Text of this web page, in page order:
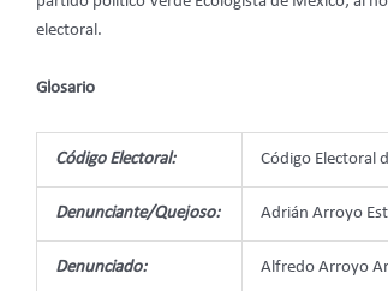
electoral.
Glosario
Código Electoral: Código Electoral
Denunciante/Quejoso: Adrián Arroyo
Denunciado: Alfredo Arroyo